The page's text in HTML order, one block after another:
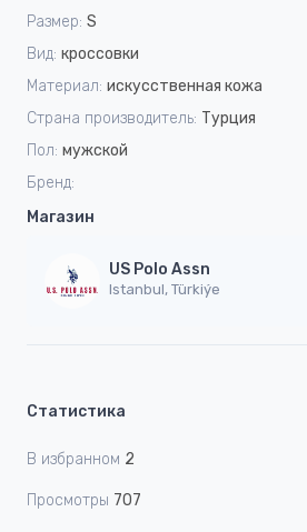
Размер: S
Вид: кроссовки
Материал: искусственная кожа
Страна производитель: Турция
Пол: мужской
Бренд:
Магазин
US Polo Assn
Istanbul, Türkiýe
Статистика
В избранном 2
Просмотры 707